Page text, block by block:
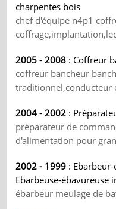
charpentes bois
chef d'équipe n4p1
2005 - 2008 : Coffreur
coffreur bancheur
traditionnel,conducteur
2004 - 2002 :
préparateur de
d'alimentation pour
2002 - 1999 :
Ebarbeuse-ébavureuse
ébarbeur meulage de